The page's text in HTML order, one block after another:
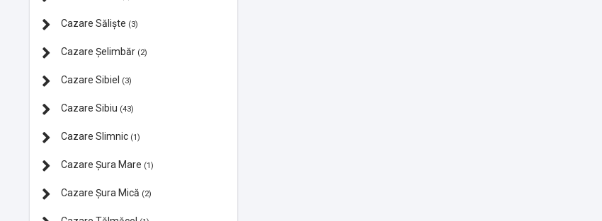
Cazare Săliște (3)
Cazare Şelimbăr (2)
Cazare Sibiel (3)
Cazare Sibiu (43)
Cazare Slimnic (1)
Cazare Şura Mare (1)
Cazare Şura Mică (2)